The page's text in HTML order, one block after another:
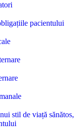
pacientului
stil de viață